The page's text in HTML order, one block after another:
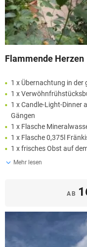
Flammende Herzen
1 x Übernachtung in der
1 x
1 x Candle-Light-Dinner
Gängen
1 x Flasche
1 x Flasche 0,375l
1 x frisches Obst auf
Mehr lesen
AB